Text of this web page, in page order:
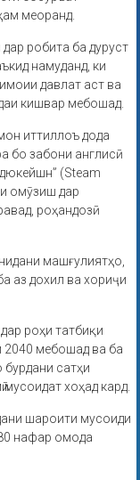
меоранд.
робита ба дуруст
намуданд, ки
давлат аст ва
кишвар мебошад.
иттиллоъ дода
бо забони англисӣ
(Steam
омӯзиш дар
роҳандозӣ
машғулиятҳо,
аз дохил ва хориҷи
роҳи татбиқи
2040 мебошад ва ба
сатҳи
мусоидат хоҳад кард.
шароити мусоиди
нафар омода